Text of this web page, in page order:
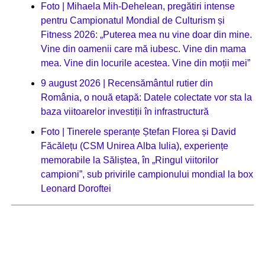
Foto | Mihaela Mih-Dehelean, pregătiri intense
pentru Campionatul Mondial de Culturism și
Fitness 2026: „Puterea mea nu vine doar din mine.
Vine din oamenii care mă iubesc. Vine din mama
mea. Vine din locurile acestea. Vine din moții mei”
9 august 2026 | Recensământul rutier din
România, o nouă etapă: Datele colectate vor sta la
baza viitoarelor investiții în infrastructură
Foto | Tinerele speranțe Ștefan Florea și David
Făcălețu (CSM Unirea Alba Iulia), experiențe
memorabile la Săliștea, în „Ringul viitorilor
campioni”, sub privirile campionului mondial la box
Leonard Doroftei